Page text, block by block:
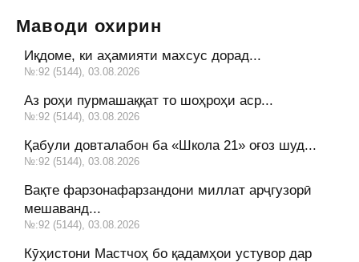
Маводи охирин
Иқдоме, ки аҳамияти махсус дорад...
№:92 (5144), 03.08.2026
Аз роҳи пурмашаққат то шоҳроҳи аср...
№:92 (5144), 03.08.2026
Қабули довталабон ба «Школа 21» оғоз шуд...
№:92 (5144), 03.08.2026
Вақте фарзонафарзандони миллат арҷгузорӣ
мешаванд...
№:92 (5144), 03.08.2026
Кӯҳистони Мастчоҳ бо қадамҳои устувор дар